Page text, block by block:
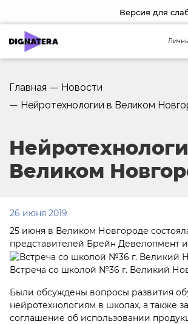
Версия для
Главная — Новости
— Нейротехнологии в Великом
Великом
26 июня 2019
25 июня в Великом Новгороде
представителей Брейн
Встреча со школой №36 г. Великий
Были обсуждены вопросы развития
нейротехнологиям в школах, а также
соглашение об использовании